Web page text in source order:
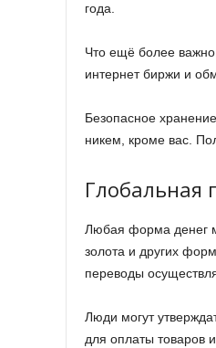
года.
Что ещё более
интернет биржи и
Безопасное
никем, кроме вас.
Глобальная
Любая форма денег
золота и других
переводы
Люди могут
для оплаты товаров